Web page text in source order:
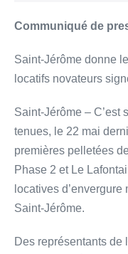
Communiqué de
Saint-Jérôme donne
locatifs novateurs
Saint-Jérôme – C’est
tenues, le 22 mai
premières pelletées
Phase 2 et Le
locatives
Saint-Jérôme.
Des représentants de